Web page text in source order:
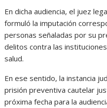
En dicha audiencia, el juez
formuló la imputación
personas señaladas por su
delitos contra las
salud.
En ese sentido, la instancia
prisión preventiva cautelar
próxima fecha para la